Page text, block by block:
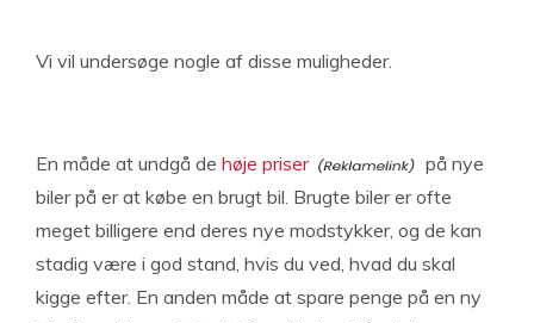
Vi vil undersøge nogle af disse muligheder.
En måde at undgå de høje priser
på nye
biler på er at købe en brugt bil. Brugte biler er ofte
meget billigere end deres nye modstykker, og de kan
stadig være i god stand, hvis du ved, hvad du skal
kigge efter. En anden måde at spare penge på en ny